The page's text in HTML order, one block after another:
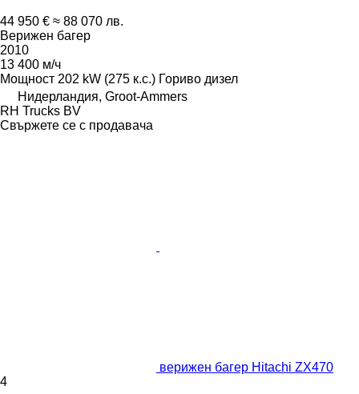
44 950 € ≈ 88 070 лв.
Верижен багер
2010
13 400 м/ч
Мощност 202 kW (275 к.с.) Гориво дизел
Нидерландия, Groot-Ammers
RH Trucks BV
Свържете се с продавача
верижен багер Hitachi ZX470
4